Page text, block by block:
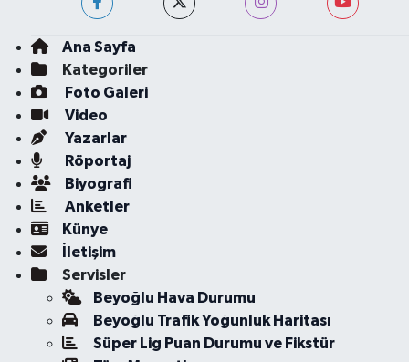
Ana Sayfa
Kategoriler
Foto Galeri
Video
Yazarlar
Röportaj
Biyografi
Anketler
Künye
İletişim
Servisler
Beyoğlu Hava Durumu
Beyoğlu Trafik Yoğunluk Haritası
Süper Lig Puan Durumu ve Fikstür